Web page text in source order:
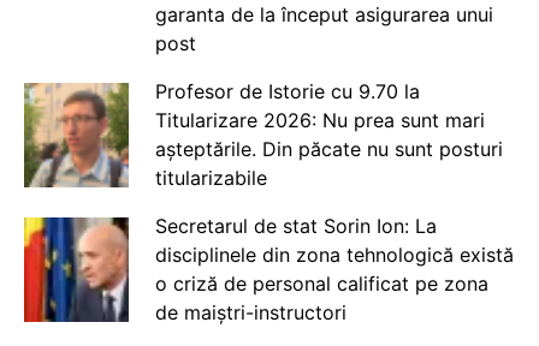
garanta de la început asigurarea unui
post
Profesor de Istorie cu 9.70 la
Titularizare 2026: Nu prea sunt mari
așteptările. Din păcate nu sunt posturi
titularizabile
Secretarul de stat Sorin Ion: La
disciplinele din zona tehnologică există
o criză de personal calificat pe zona
de maiștri-instructori